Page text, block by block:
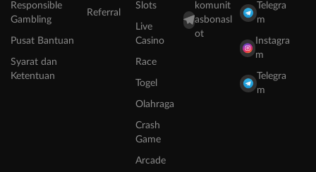
Responsible
Gambling
Pusat Bantuan
Syarat dan
Ketentuan
Referral
Slots
Live
Casino
Race
Togel
Olahraga
Crash
Game
Arcade
komunit
asbonasl
ot
Telegra
m
Instagra
m
Telegra
m